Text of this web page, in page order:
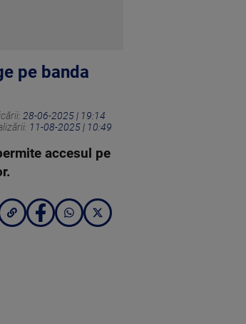
pe banda
28-06-2025 | 19:14
11-08-2025 | 10:49
accesul pe